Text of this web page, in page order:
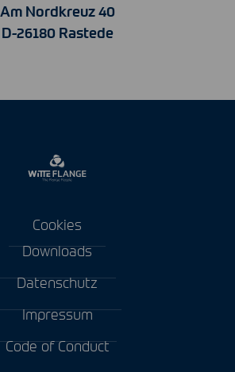
Am Nordkreuz 40
D-26180 Rastede
Cookies
Downloads
Datenschutz
Impressum
Code of Conduct